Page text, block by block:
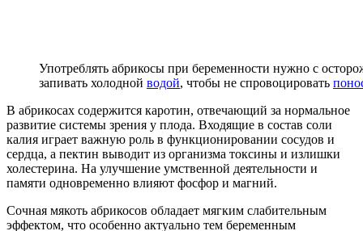
Употреблять абрикосы при беременности нужно с
запивать холодной водой, чтобы не спровоцировать
В абрикосах содержится каротин, отвечающий за нормальное
развитие системы зрения у плода. Входящие в состав соли
калия играет важную роль в функционировании сосудов и
сердца, а пектин выводит из организма токсины и излишки
холестерина. На улучшение умственной деятельности и
памяти одновременно влияют фосфор и магний.
Сочная мякоть абрикосов обладает мягким слабительным
эффектом, что особенно актуально тем беременным